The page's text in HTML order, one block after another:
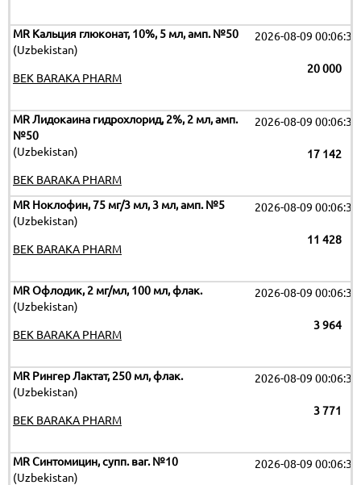
MR Кальция глюконат, 10%, 5 мл, амп. №50
(Uzbekistan)
2026-08-09 00:06:32
20 000
BEK BARAKA PHARM
MR Лидокаина гидрохлорид, 2%, 2 мл, амп.
№50
(Uzbekistan)
2026-08-09 00:06:32
17 142
BEK BARAKA PHARM
MR Ноклофин, 75 мг/3 мл, 3 мл, амп. №5
(Uzbekistan)
2026-08-09 00:06:32
11 428
BEK BARAKA PHARM
MR Офлодик, 2 мг/мл, 100 мл, флак.
(Uzbekistan)
2026-08-09 00:06:32
3 964
BEK BARAKA PHARM
MR Рингер Лактат, 250 мл, флак.
(Uzbekistan)
2026-08-09 00:06:32
3 771
BEK BARAKA PHARM
MR Синтомицин, супп. ваг. №10
(Uzbekistan)
2026-08-09 00:06:32